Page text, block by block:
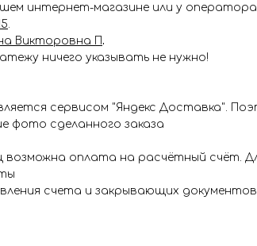
интернет-магазине или у оператора
.
Викторовна П.
ничего указывать не нужно!
сервисом "Яндекс Доставка".
фото сделанного заказа
возможна оплата на расчётный счёт.
счета и закрывающих